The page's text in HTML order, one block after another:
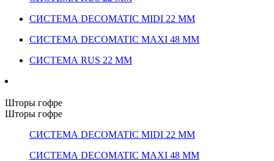
СИСТЕМА DECOMATIC MIDI 22 ММ
СИСТЕМА DECOMATIC MAXI 48 ММ
СИСТЕМА RUS 22 ММ
Шторы гофре
Шторы гофре
СИСТЕМА DECOMATIC MIDI 22 ММ
СИСТЕМА DECOMATIC MAXI 48 ММ